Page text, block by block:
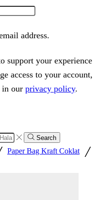
address.
support your experience
access to your account,
in our privacy policy.
Search
Paper Bag Kraft Coklat /